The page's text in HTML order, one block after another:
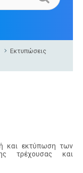
Εκτυπώσεις
και εκτύπωση των
τρέχουσας και